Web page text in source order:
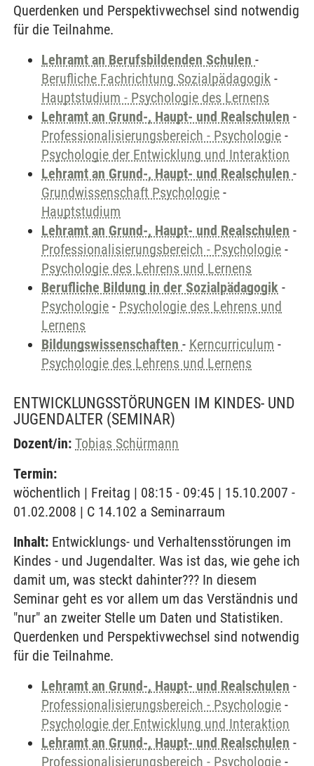
Querdenken und Perspektivwechsel sind notwendig
für die Teilnahme.
Lehramt an Berufsbildenden Schulen -
Berufliche Fachrichtung Sozialpädagogik -
Hauptstudium - Psychologie des Lernens
Lehramt an Grund-, Haupt- und Realschulen -
Professionalisierungsbereich - Psychologie -
Psychologie der Entwicklung und Interaktion
Lehramt an Grund-, Haupt- und Realschulen -
Grundwissenschaft Psychologie -
Hauptstudium
Lehramt an Grund-, Haupt- und Realschulen -
Professionalisierungsbereich - Psychologie -
Psychologie des Lehrens und Lernens
Berufliche Bildung in der Sozialpädagogik -
Psychologie - Psychologie des Lehrens und
Lernens
Bildungswissenschaften - Kerncurriculum -
Psychologie des Lehrens und Lernens
ENTWICKLUNGSSTÖRUNGEN IM KINDES- UND
JUGENDALTER (SEMINAR)
Dozent/in: Tobias Schürmann
Termin:
wöchentlich | Freitag | 08:15 - 09:45 | 15.10.2007 -
01.02.2008 | C 14.102 a Seminarraum
Inhalt: Entwicklungs- und Verhaltensstörungen im
Kindes - und Jugendalter. Was ist das, wie gehe ich
damit um, was steckt dahinter??? In diesem
Seminar geht es vor allem um das Verständnis und
"nur" an zweiter Stelle um Daten und Statistiken.
Querdenken und Perspektivwechsel sind notwendig
für die Teilnahme.
Lehramt an Grund-, Haupt- und Realschulen -
Professionalisierungsbereich - Psychologie -
Psychologie der Entwicklung und Interaktion
Lehramt an Grund-, Haupt- und Realschulen -
Professionalisierungsbereich - Psychologie -